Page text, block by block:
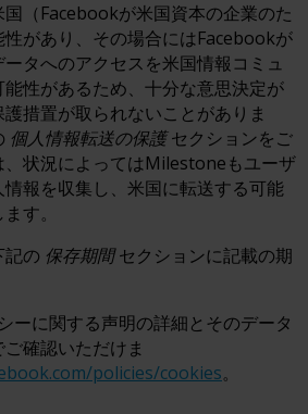
（Facebookが米国資本の企業のた
があり、その場合にはFacebookが
タへのアクセスを米国情報コミュ
性があるため、十分な意思決定が
措置が取られないことがありま
個人情報転送の保護 セクションをご
、状況によってはMilestoneもユーザ
報を収集し、米国に転送する可能
す。
記の 保存期間 セクションに記載の期
ーに関する声明の詳細とそのデータ
確認いただけま
policies/cookies。